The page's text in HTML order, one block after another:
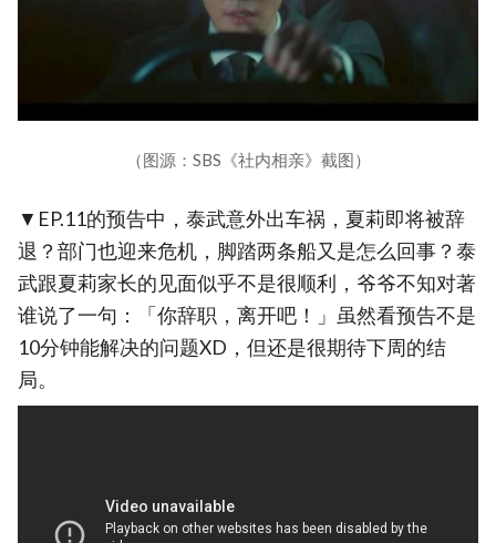
（图源：SBS《社内相亲》截图）
▼EP.11的预告中，泰武意外出车祸，夏莉即将被辞
退？部门也迎来危机，脚踏两条船又是怎么回事？泰
武跟夏莉家长的见面似乎不是很顺利，爷爷不知对著
谁说了一句：「你辞职，离开吧！」虽然看预告不是
10分钟能解决的问题XD，但还是很期待下周的结
局。